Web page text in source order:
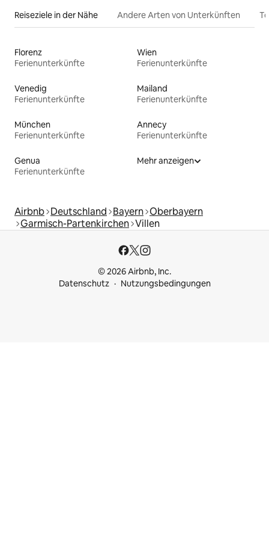
Reiseziele in der Nähe Andere Arten von Unterkünften
Florenz
Ferienunterkünfte
Wien
Ferienunterkünfte
Venedig
Ferienunterkünfte
Mailand
Ferienunterkünfte
München
Ferienunterkünfte
Annecy
Ferienunterkünfte
Genua
Ferienunterkünfte
Mehr anzeigen
Airbnb Deutschland Bayern Oberbayern
Garmisch-Partenkirchen Villen
© 2026 Airbnb, Inc.
Datenschutz
Nutzungsbedingungen